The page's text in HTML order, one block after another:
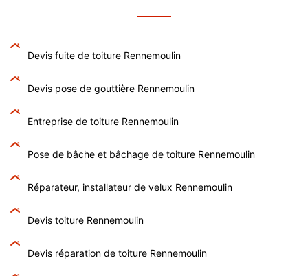
Devis fuite de toiture Rennemoulin
Devis pose de gouttière Rennemoulin
Entreprise de toiture Rennemoulin
Pose de bâche et bâchage de toiture Rennemoulin
Réparateur, installateur de velux Rennemoulin
Devis toiture Rennemoulin
Devis réparation de toiture Rennemoulin